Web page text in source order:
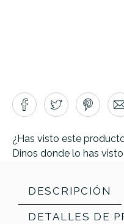
¿Has visto este
Dinos donde lo has
DESCRIPCIÓN
DETALLES DE